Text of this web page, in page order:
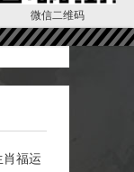
？
肖福运
微信二维码